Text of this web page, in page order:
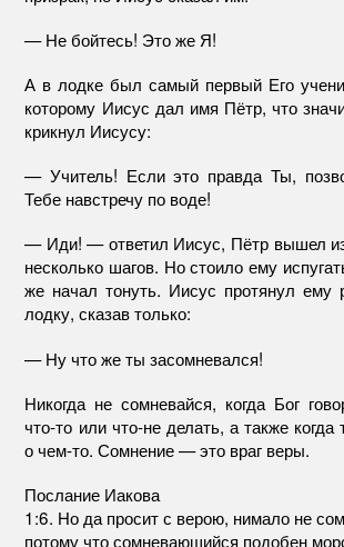
— Не бойтесь! Это же Я!
А в лодке был самый первый Его
которому Иисус дал имя Пётр, что
крикнул Иисусу:
— Учитель! Если это правда Ты,
Тебе навстречу по воде!
— Иди! — ответил Иисус, Пётр вышел
несколько шагов. Но стоило ему
же начал тонуть. Иисус протянул ему
лодку, сказав только:
— Ну что же ты засомневался!
Никогда не сомневайся, когда Бог
что-то или что-не делать, а также
о чем-то. Сомнение — это враг веры.
Послание Иакова
1:6. Но да просит с верою, нимало не
потому что сомневающийся подобен